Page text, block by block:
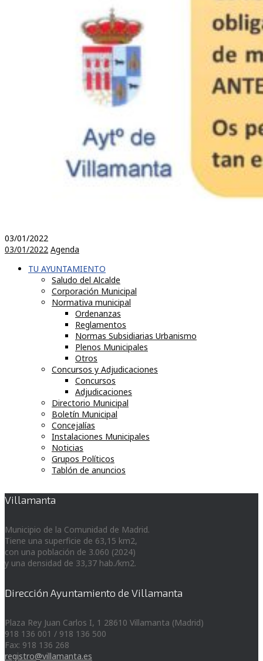
03/01/2022
03/01/2022 Agenda
TU AYUNTAMIENTO
Saludo del Alcalde
Corporación Municipal
Normativa municipal
Ordenanzas
Reglamentos
Normas Subsidiarias Urbanismo
Plenos Municipales
Otros
Concursos y Adjudicaciones
Concursos
Adjudicaciones
Directorio Municipal
Boletín Municipal
Concejalías
Instalaciones Municipales
Noticias
Grupos Políticos
Tablón de anuncios
Villamanta
Municipio de la Comunidad de Madrid.
Tiene una superficie de 63,15 km2,
con una población de 3.060 (2024)
y una densidad de 33,37 hab./km2.
Dirección Ayuntamiento de Villamanta
Plaza Rey Juan Carlos I, 1 28610 Villamanta (Madrid)
918 136 001 / 918 136 500
Fax: 918 136 268
registro@villamanta.es